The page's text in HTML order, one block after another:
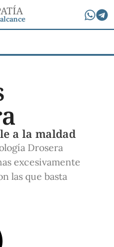
a la maldad
Drosera
excesivamente
las que basta